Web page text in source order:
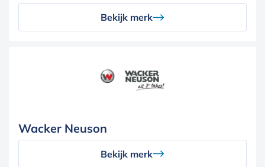
Bekijk merk
Wacker Neuson
Bekijk merk